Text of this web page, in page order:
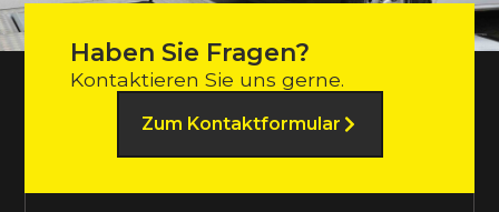
Haben Sie Fragen?
Kontaktieren Sie uns gerne.
Zum Kontaktformular